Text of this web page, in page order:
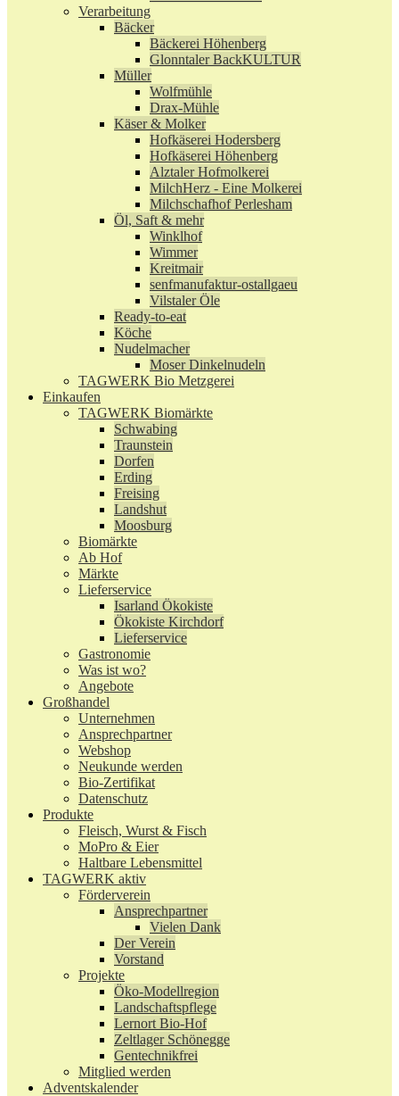
Verarbeitung
Bäcker
Bäckerei Höhenberg
Glonntaler BackKULTUR
Müller
Wolfmühle
Drax-Mühle
Käser & Molker
Hofkäserei Hodersberg
Hofkäserei Höhenberg
Alztaler Hofmolkerei
MilchHerz - Eine Molkerei
Milchschafhof Perlesham
Öl, Saft & mehr
Winklhof
Wimmer
Kreitmair
senfmanufaktur-ostallgaeu
Vilstaler Öle
Ready-to-eat
Köche
Nudelmacher
Moser Dinkelnudeln
TAGWERK Bio Metzgerei
Einkaufen
TAGWERK Biomärkte
Schwabing
Traunstein
Dorfen
Erding
Freising
Landshut
Moosburg
Biomärkte
Ab Hof
Märkte
Lieferservice
Isarland Ökokiste
Ökokiste Kirchdorf
Lieferservice
Gastronomie
Was ist wo?
Angebote
Großhandel
Unternehmen
Ansprechpartner
Webshop
Neukunde werden
Bio-Zertifikat
Datenschutz
Produkte
Fleisch, Wurst & Fisch
MoPro & Eier
Haltbare Lebensmittel
TAGWERK aktiv
Förderverein
Ansprechpartner
Vielen Dank
Der Verein
Vorstand
Projekte
Öko-Modellregion
Landschaftspflege
Lernort Bio-Hof
Zeltlager Schönegge
Gentechnikfrei
Mitglied werden
Adventskalender